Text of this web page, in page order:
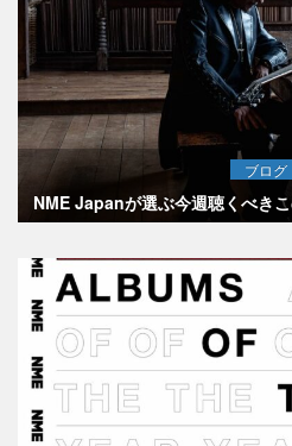
ブログ
NME Japanが選ぶ今週聴くべき